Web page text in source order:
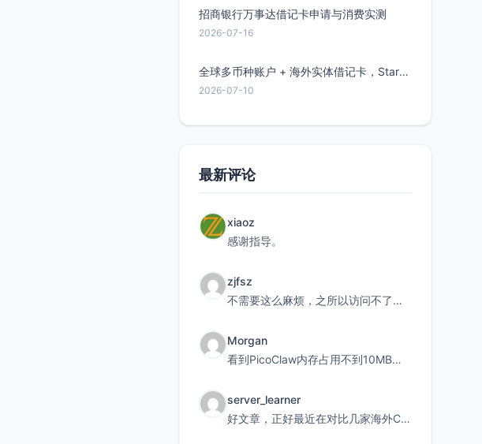
招商银行万事达借记卡申请与消费实测
2026-07-16
全球多币种账户 + 海外实体借记卡，Starryblu开户教程与注意事项
2026-07-10
最新评论
xiaoz
感谢指导。
zjfsz
不需要这么麻烦，之所以访问不了，是由于非对称路由的问题，在爱快主路由添加一条静态路由192.168.
Morgan
看到PicoClaw内存占用不到10MB这个数据真的很惊喜，确实很适合我这种想用旧设备折腾AI的小白
server_learner
好文章，正好最近在对比几家海外CDN。文中提到CF免费版不支持自定义回源端口和HOST这个痛点太真实